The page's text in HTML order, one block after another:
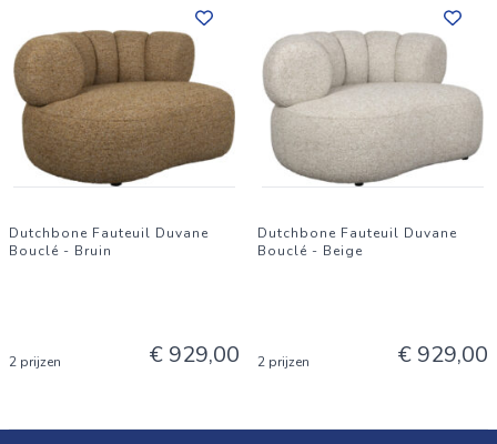
Dutchbone Fauteuil Duvane
Bouclé - Bruin
2 prijzen € 929,00
Dutchbone Fauteuil Duvane
Bouclé - Beige
2 prijzen € 929,00